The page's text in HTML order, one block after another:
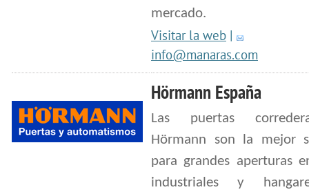
mercado.
Visitar la web |
info@manaras.com
Hörmann España
Las puertas
Hörmann son la mejor
para grandes aperturas
industriales y